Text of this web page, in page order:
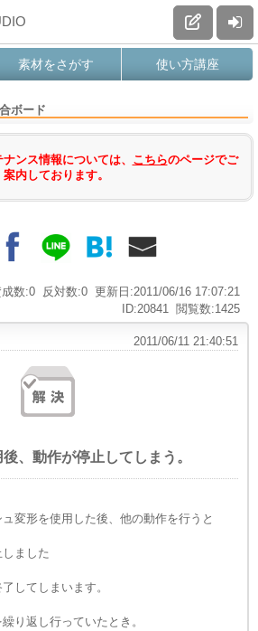
素材をさがす 使い方講座
ボード
ンス情報については、 こちらのページでご
案内しております。
更新日:2011/06/16 17:07:21
反対数:0
数:0
閲覧数:1425
ID:20841
2011/06/11 21:40:51
、動作が停止してしまう。
変形を使用した後、他の動作を行うと
しました
してしまいます。
り返し行っていたとき。